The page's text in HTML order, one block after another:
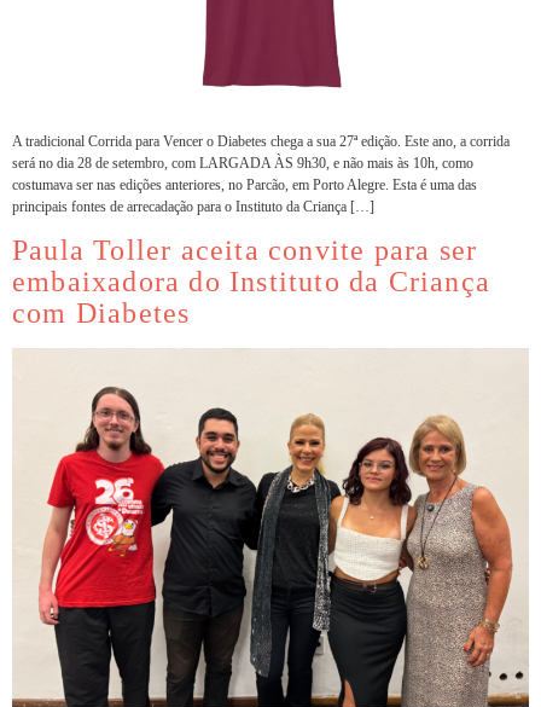
A tradicional Corrida para Vencer o Diabetes chega a sua 27ª edição. Este ano, a corrida
será no dia 28 de setembro, com LARGADA ÀS 9h30, e não mais às 10h, como
costumava ser nas edições anteriores, no Parcão, em Porto Alegre. Esta é uma das
principais fontes de arrecadação para o Instituto da Criança […]
Paula Toller aceita convite para ser
embaixadora do Instituto da Criança
com Diabetes